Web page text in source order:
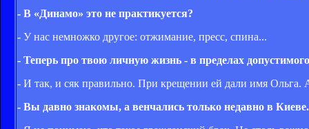
- В «Динамо» это не практикуется?
- У нас немножко другое: отжимание, пресс, спина...
- Теперь про твою личную жизнь - в пределах
- И так, и сяк правильно. При крещении ей дали имя Ольга.
- Вы давно знакомы, а венчались только недавно в